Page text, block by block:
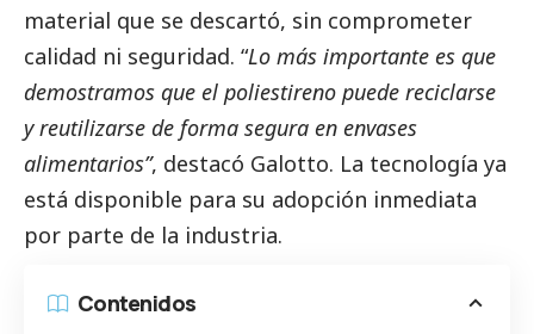
material que se descartó, sin comprometer
calidad ni seguridad. “Lo más importante es que
demostramos que el poliestireno puede reciclarse
y reutilizarse de forma segura en envases
alimentarios”, destacó Galotto. La tecnología ya
está disponible para su adopción inmediata
por parte de la industria.
Contenidos